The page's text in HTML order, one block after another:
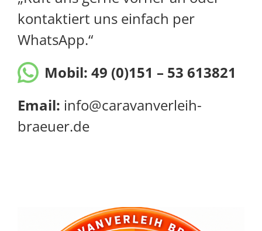
kontaktiert uns einfach per
WhatsApp.“
Mobil: 49 (0)151 – 53 613821
Email: info@caravanverleih-
braeuer.de